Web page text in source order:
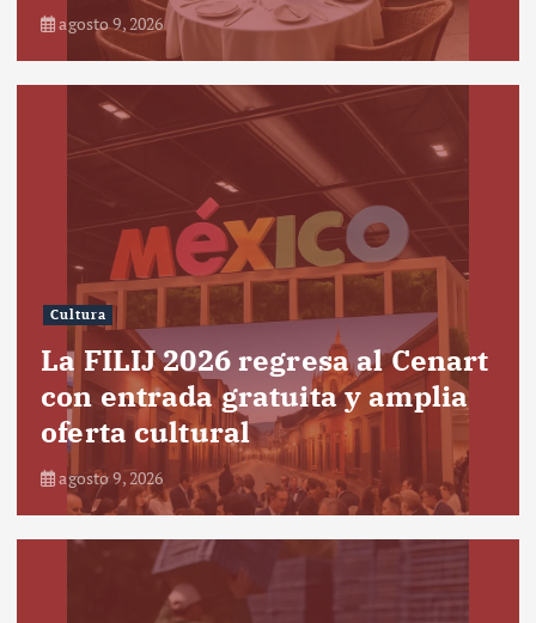
agosto 9, 2026
Cultura
La FILIJ 2026 regresa al Cenart
con entrada gratuita y amplia
oferta cultural
agosto 9, 2026